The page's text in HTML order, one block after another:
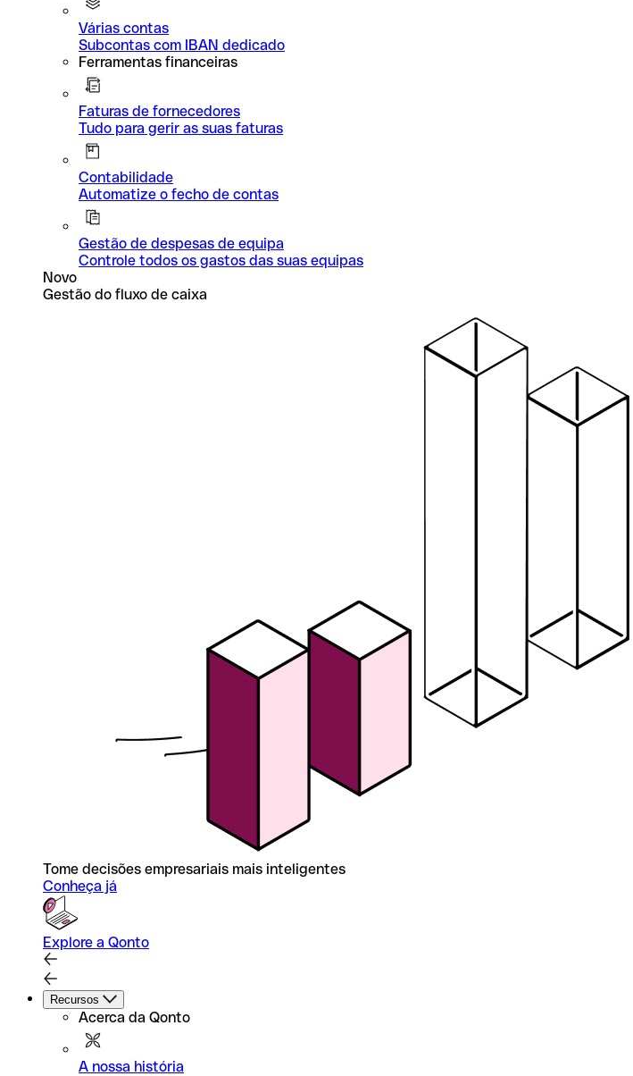
Várias contas
Subcontas com IBAN dedicado
Ferramentas financeiras
Faturas de fornecedores
Tudo para gerir as suas faturas
Contabilidade
Automatize o fecho de contas
Gestão de despesas de equipa
Controle todos os gastos das suas equipas
Novo
Gestão do fluxo de caixa
Tome decisões empresariais mais inteligentes
Conheça já
Explore a Qonto
Recursos
Acerca da Qonto
A nossa história